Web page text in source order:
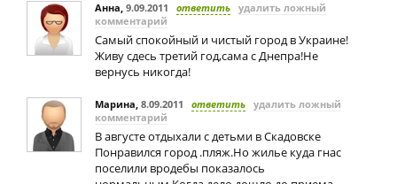
Анна, 9.09.2011 ответить удалить ложный
комментарий
Самый спокойный и чистый город в Украине!
Живу сдесь третий год,сама с Днепра!Не
вернусь никогда!
Марина, 8.09.2011 ответить удалить ложный
комментарий
В августе отдыхали с детьми в Скадовске
Понравился город .пляж.Но жилье куда гнас
поселили вродебы показалось